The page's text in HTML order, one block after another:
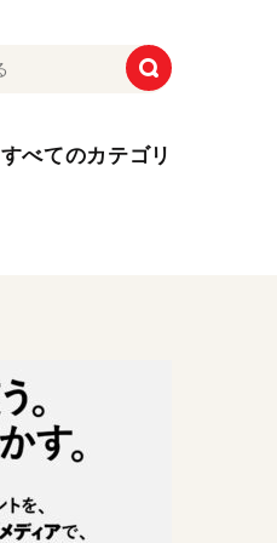
すべてのカテゴリ